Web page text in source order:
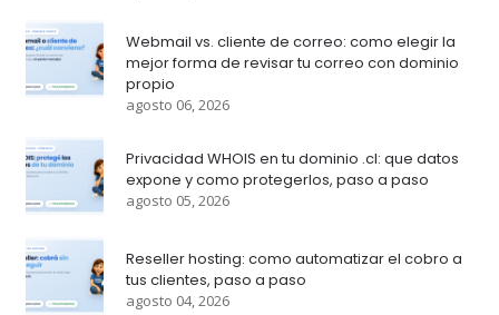
Webmail vs. cliente de correo: como elegir la
mejor forma de revisar tu correo con dominio
propio
agosto 06, 2026
Privacidad WHOIS en tu dominio .cl: que datos
expone y como protegerlos, paso a paso
agosto 05, 2026
Reseller hosting: como automatizar el cobro a
tus clientes, paso a paso
agosto 04, 2026